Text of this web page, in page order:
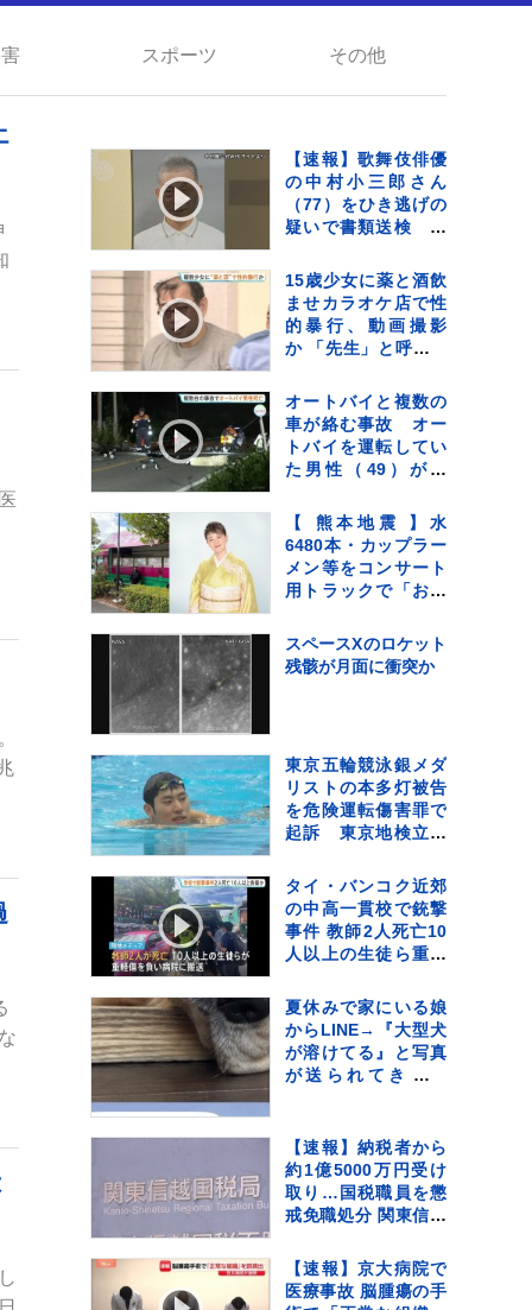
スポーツ その他
【速報】歌舞伎俳優
の中村小三郎さん
（77）をひき逃げの
疑いで書類送検 東
歩行者の20代女性を
はねてけがをさせた
うえ、そのまま逃走
か 警視庁
15歳少女に薬と酒飲
ませカラオケ店で性
的暴行、動画撮影
か 「先生」と呼ばれ
これまでにも同様の
事件で2度逮捕
オートバイと複数の
車が絡む事故 オー
トバイを運転してい
た男性（49）が死
から車が立ち去った
とみて捜査も その後
ひき逃げの可能性は
低く
【 熊本地震 】水
6480本・カップラー
メン等をコンサート
用トラックで「お気
付きトラックにため
らいも〝自分のこと
を言ってる場合では
スペースXのロケット
残骸が月面に衝突か
東京五輪競泳銀メダ
リストの本多灯被告
を危険運転傷害罪で
起訴 東京地検立川
タイ・バンコク近郊
の中高一貫校で銃撃
事件 教師2人死亡10
人以上の生徒ら重軽
生徒との情報、現場
で死亡と地元当局
夏休みで家にいる娘
からLINE→『大型犬
が溶けてる』と写真
が送られてきてい
ぷたぷで草」「無防
備ｗｗ」
【速報】納税者から
約1億5000万円受け
取り…国税職員を懲
戒免職処分 関東信越
いで刑事告発も
【速報】京大病院で
医療事故 脳腫瘍の手